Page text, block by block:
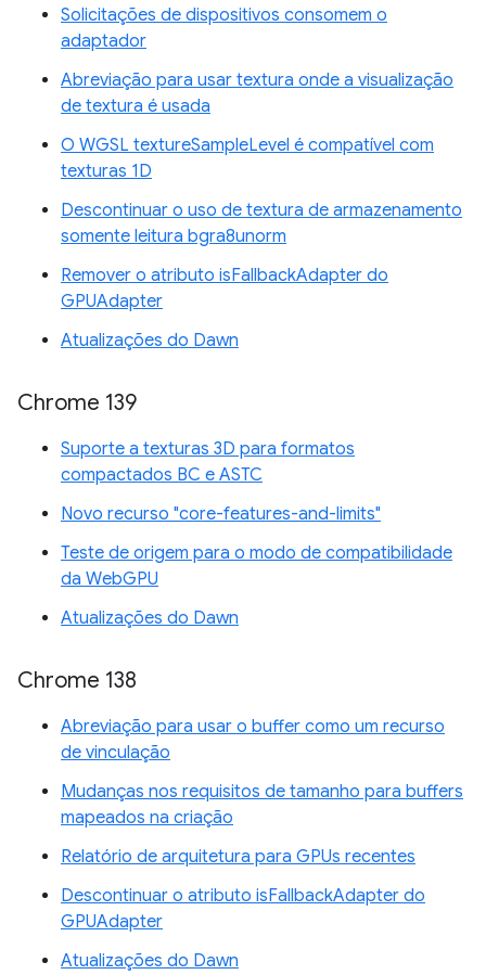
Solicitações de dispositivos consomem o
adaptador
Abreviação para usar textura onde a visualização
de textura é usada
O WGSL textureSampleLevel é compatível com
texturas 1D
Descontinuar o uso de textura de armazenamento
somente leitura bgra8unorm
Remover o atributo isFallbackAdapter do
GPUAdapter
Atualizações do Dawn
Chrome 139
Suporte a texturas 3D para formatos
compactados BC e ASTC
Novo recurso "core-features-and-limits"
Teste de origem para o modo de compatibilidade
da WebGPU
Atualizações do Dawn
Chrome 138
Abreviação para usar o buffer como um recurso
de vinculação
Mudanças nos requisitos de tamanho para buffers
mapeados na criação
Relatório de arquitetura para GPUs recentes
Descontinuar o atributo isFallbackAdapter do
GPUAdapter
Atualizações do Dawn